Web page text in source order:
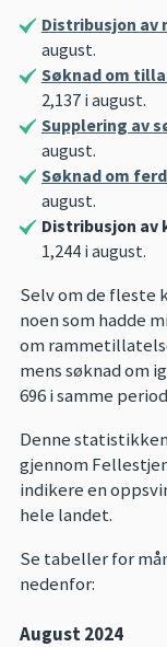
Distribusjon av
august.
Søknad om
2,137 i august.
Supplering av
august.
Søknad om
august.
Distribusjon
1,244 i august.
Selv om de fleste
noen som hadde
om
mens søknad om
696 i samme
Denne
gjennom
indikere en
hele landet.
Se tabeller for
nedenfor:
August 2024